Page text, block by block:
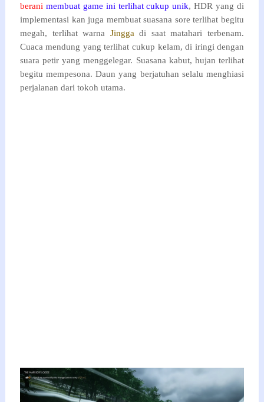
berani membuat game ini terlihat cukup unik, HDR yang di
implementasi kan juga membuat suasana sore terlihat begitu
megah, terlihat warna Jingga di saat matahari terbenam.
Cuaca mendung yang terlihat cukup kelam, di iringi dengan
suara petir yang menggelegar. Suasana kabut, hujan terlihat
begitu mempesona. Daun yang berjatuhan selalu menghiasi
perjalanan dari tokoh utama.